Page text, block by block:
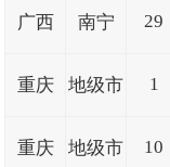
广西 南宁 29
重庆 地级市 1
重庆 地级市 10